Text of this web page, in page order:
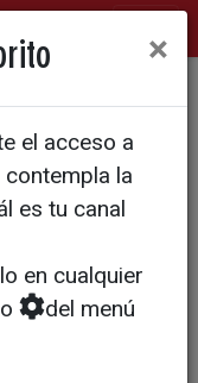
×
el acceso a
la
es tu canal
en cualquier
del menú